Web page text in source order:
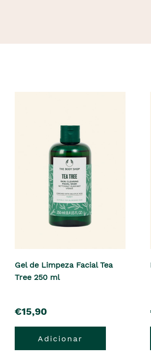
Gel de Limpeza Facial Tea
Tree 250 ml
pre�o
€15,90
Adicionar